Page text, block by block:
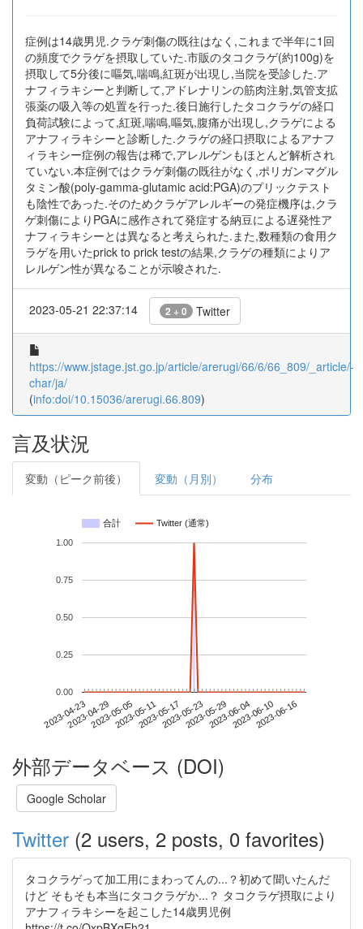
症例は14歳男児.クラゲ刺傷の既往はなく,これまで半年に1回
の頻度でクラゲを摂取していた.市販のタコクラゲ(約100g)を
摂取して5分後に嘔気,喘鳴,紅斑が出現し,当院を受診した.ア
ナフィラキシーと判断して,アドレナリンの筋肉注射,気管支拡
張薬の吸入等の処置を行った.後日施行したタコクラゲの経口
負荷試験によって,紅斑,喘鳴,嘔気,腹痛が出現し,クラゲによる
アナフィラキシーと診断した.クラゲの経口摂取によるアナフ
ィラキシー症例の報告は稀で,アレルゲンもほとんど解析され
ていない.本症例ではクラゲ刺傷の既往がなく,ポリガンマグル
タミン酸(poly-gamma-glutamic acid:PGA)のプリックテスト
も陰性であった.そのためクラゲアレルギーの発症機序は,クラ
ゲ刺傷によりPGAに感作されて発症する納豆による遅発性ア
ナフィラキシーとは異なると考えられた.また,数種類の食用ク
ラゲを用いたprick to prick testの結果,クラゲの種類によりア
レルゲン性が異なることが示唆された.
2023-05-21 22:37:14 2 + 0 Twitter
https://www.jstage.jst.go.jp/article/arerugi/66/6/66_809/_article/-
char/ja/
(info:doi/10.15036/arerugi.66.809)
言及状況
変動（ピーク前後） 変動（月別） 分布
合計 Twitter (通常)
2023-04-232023-04-292023-05-052023-05-112023-05-172023-05-232023-05-292023-06-042023-06-102023-06-16
0.00
0.25
0.50
0.75
1.00
外部データベース (DOI)
Google Scholar
Twitter (2 users, 2 posts, 0 favorites)
タコクラゲって加工用にまわってんの...？初めて聞いたんだ
けど そもそも本当にタコクラゲか...？ タコクラゲ摂取により
アナフィラキシーを起こした14歳男児例